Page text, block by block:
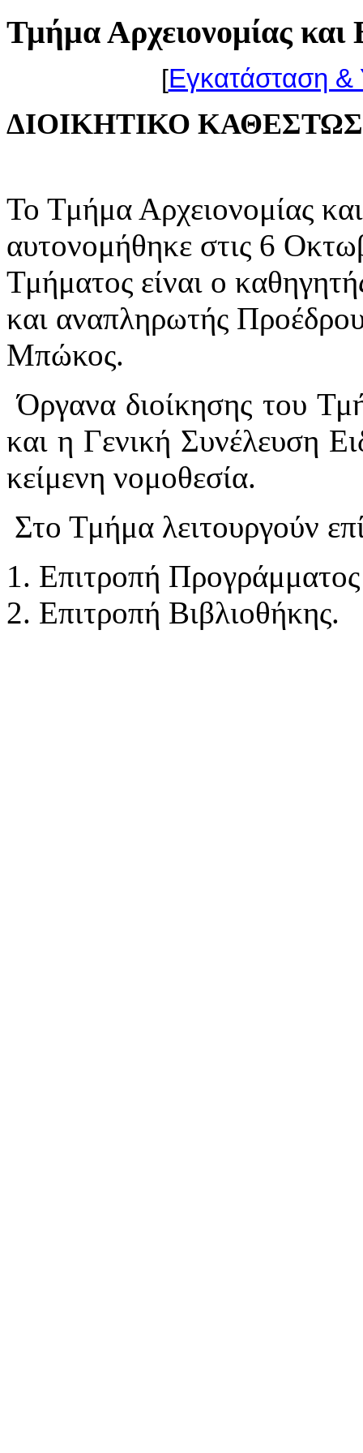
Τμήμα Αρχειονομίας και
[Εγκατάσταση &
ΔΙΟΙΚΗΤΙΚΟ
Το Τμήμα Αρχειονομίας
αυτονομήθηκε στις 6
Τμήματος είναι ο
και αναπληρωτής
Μπώκος.
Όργανα διοίκησης του
και η Γενική Συνέλευση
κείμενη νομοθεσία.
Στο Τμήμα λειτουργούν
Επιτροπή
Επιτροπή Βιβλιοθήκης.